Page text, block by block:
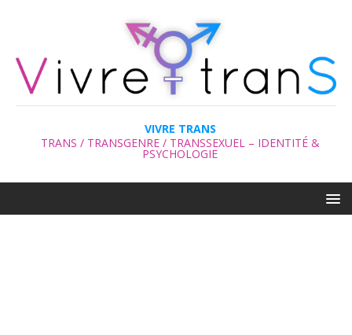
VIVRE TRANS
TRANS / TRANSGENRE / TRANSSEXUEL – IDENTITÉ &
PSYCHOLOGIE